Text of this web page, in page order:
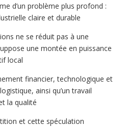
d’un problème plus profond :
claire et durable.
ne se réduit pas à une
une montée en puissance
local.
financier, technologique et
ainsi qu’un travail
la qualité.
et cette spéculation